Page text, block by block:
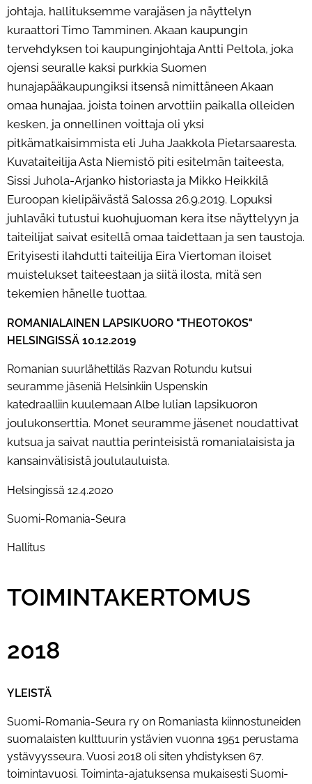
johtaja, hallituksemme varajäsen ja näyttelyn
kuraattori Timo Tamminen. Akaan kaupungin
tervehdyksen toi kaupunginjohtaja Antti Peltola, joka
ojensi seuralle kaksi purkkia Suomen
hunajapääkaupungiksi itsensä nimittäneen Akaan
omaa hunajaa, joista toinen arvottiin paikalla olleiden
kesken, ja onnellinen voittaja oli yksi
pitkämatkaisimmista eli Juha Jaakkola Pietarsaaresta.
Kuvataiteilija Asta Niemistö piti esitelmän taiteesta,
Sissi Juhola-Arjanko historiasta ja Mikko Heikkilä
Euroopan kielipäivästä Salossa 26.9.2019. Lopuksi
juhlaväki tutustui kuohujuoman kera itse näyttelyyn ja
taiteilijat saivat esitellä omaa taidettaan ja sen taustoja.
Erityisesti ilahdutti taiteilija Eira Viertoman iloiset
muistelukset taiteestaan ja siitä ilosta, mitä sen
tekemien hänelle tuottaa.
ROMANIALAINEN LAPSIKUORO "THEOTOKOS"
HELSINGISSÄ 10.12.2019
Romanian suurlähettiläs Razvan Rotundu kutsui
seuramme jäseniä Helsinkiin Uspenskin
katedraalliin kuulemaan Albe Iulian lapsikuoron
joulukonserttia. Monet seuramme jäsenet noudattivat
kutsua ja saivat nauttia perinteisistä romanialaisista ja
kansainvälisistä joululauluista.
Helsingissä 12.4.2020
Suomi-Romania-Seura
Hallitus
TOIMINTAKERTOMUS
2018
YLEISTÄ
Suomi-Romania-Seura ry on Romaniasta kiinnostuneiden
suomalaisten kulttuurin ystävien vuonna 1951 perustama
ystävyysseura. Vuosi 2018 oli siten yhdistyksen 67.
toimintavuosi. Toiminta-ajatuksensa mukaisesti Suomi-